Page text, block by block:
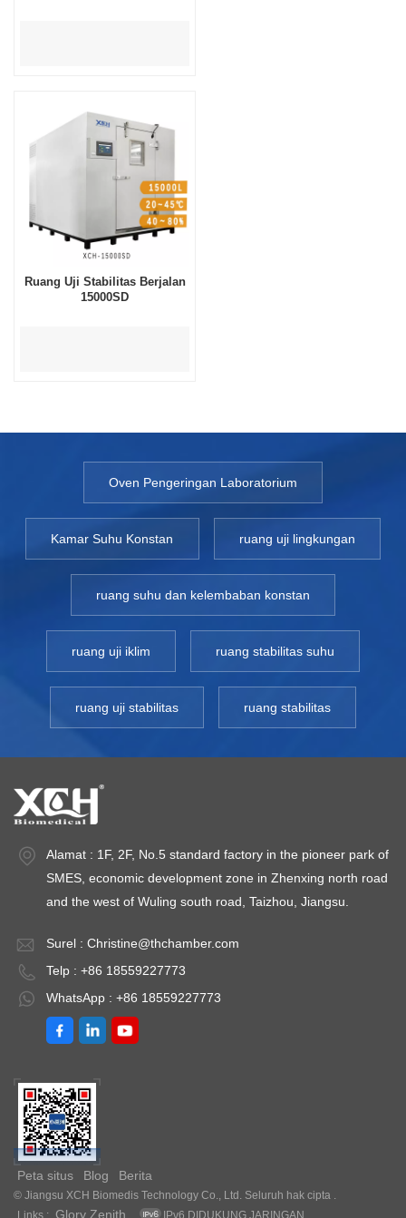
Ruang Uji Stabilitas Berjalan
15000SD
Oven Pengeringan Laboratorium
Kamar Suhu Konstan ruang uji lingkungan
ruang suhu dan kelembaban konstan
ruang uji iklim ruang stabilitas suhu
ruang uji stabilitas ruang stabilitas
Alamat : 1F, 2F, No.5 standard factory in the pioneer park of
SMES, economic development zone in Zhenxing north road
and the west of Wuling south road, Taizhou, Jiangsu.
Surel : Christine@thchamber.com
Telp : +86 18559227773
WhatsApp : +86 18559227773
Peta situs Blog Berita
© Jiangsu XCH Biomedis Technology Co., Ltd. Seluruh hak cipta .
Links :
Glory Zenith IPv6 DIDUKUNG JARINGAN